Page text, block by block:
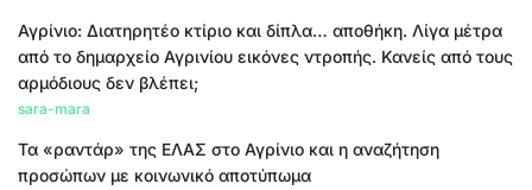
Αγρίνιο: Διατηρητέο κτίριο και δίπλα… αποθήκη. Λίγα μέτρα
από το δημαρχείο Αγρινίου εικόνες ντροπής. Κανείς από τους
αρμόδιους δεν βλέπει;
sara-mara
Τα «ραντάρ» της ΕΛΑΣ στο Αγρίνιο και η αναζήτηση
προσώπων με κοινωνικό αποτύπωμα